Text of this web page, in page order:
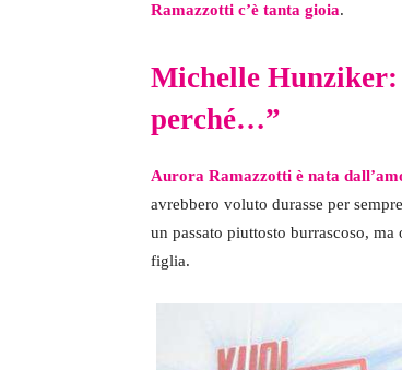
Ramazzotti c’è tanta gioia.
Michelle
perché…”
Aurora Ramazzotti è nata
avrebbero voluto durasse per
un passato piuttosto burrascoso,
figlia.